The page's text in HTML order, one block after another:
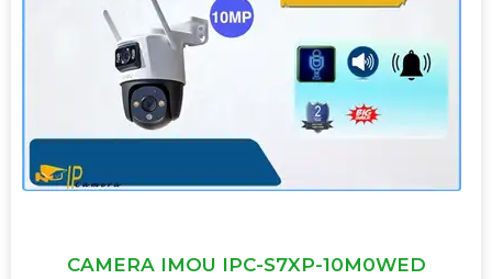
CAMERA IMOU IPC-S7XP-10M0WED